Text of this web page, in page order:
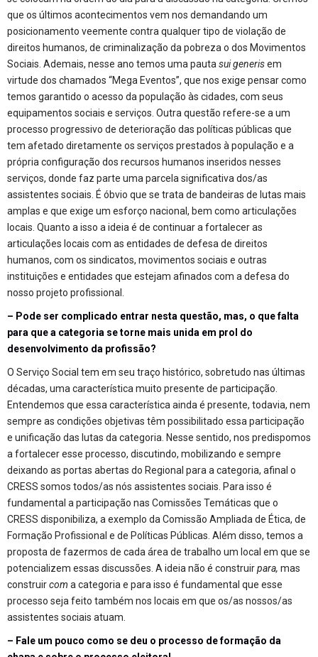
que os últimos acontecimentos vem nos demandando um
posicionamento veemente contra qualquer tipo de violação de
direitos humanos, de criminalização da pobreza o dos Movimentos
Sociais. Ademais, nesse ano temos uma pauta sui generisem
virtude dos chamados “Mega Eventos”, que nos exige pensar como
temos garantido o acesso da população às cidades, com seus
equipamentos sociais e serviços. Outra questão refere-se a um
processo progressivo de deterioração das políticas públicas que
tem afetado diretamente os serviços prestados à população e a
própria configuração dos recursos humanos inseridos nesses
serviços, donde faz parte uma parcela significativa dos/as
assistentes sociais. É óbvio que se trata de bandeiras de lutas mais
amplas e que exige um esforço nacional, bem como articulações
locais. Quanto a isso a ideia é de continuar a fortalecer as
articulações locais com as entidades de defesa de direitos
humanos, com os sindicatos, movimentos sociais e outras
instituições e entidades que estejam afinados com a defesa do
nosso projeto profissional.
– Pode ser complicado entrar nesta questão, mas, o que falta
para que a categoria se torne mais unida em prol do
desenvolvimento da profissão?
O Serviço Social tem em seu traço histórico, sobretudo nas últimas
décadas, uma característica muito presente de participação.
Entendemos que essa característica ainda é presente, todavia, nem
sempre as condições objetivas têm possibilitado essa participação
e unificação das lutas da categoria. Nesse sentido, nos predispomos
a fortalecer esse processo, discutindo, mobilizando e sempre
deixando as portas abertas do Regional para a categoria, afinal o
CRESS somos todos/as nós assistentes sociais. Para isso é
fundamental a participação nas Comissões Temáticas que o
CRESS disponibiliza, a exemplo da Comissão Ampliada de Ética, de
Formação Profissional e de Políticas Públicas. Além disso, temos a
proposta de fazermos de cada área de trabalho um local em que se
potencializem essas discussões. A ideia não é construirpara, mas
construircom a categoria e para isso é fundamental que esse
processo seja feito também nos locais em que os/as nossos/as
assistentes sociais atuam.
– Fale um pouco como se deu o processo de formação da